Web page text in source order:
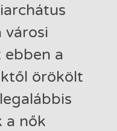
városi
ebben a
örökölt
a nők